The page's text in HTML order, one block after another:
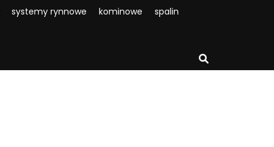
systemy rynnowe kominowe
spalin